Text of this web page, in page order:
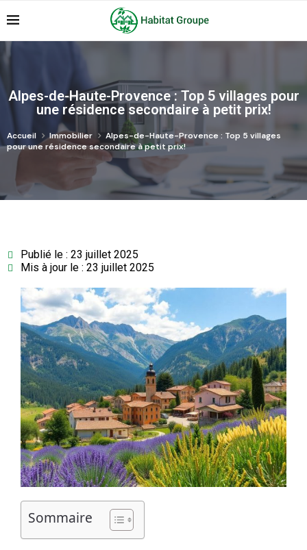
Alpes-de-Haute-Provence : Top 5 villages pour
une résidence secondaire à petit prix!
Accueil Immobilier
Alpes-de-Haute-Provence : Top 5 villages
pour une résidence secondaire à petit prix!
Publié le : 23 juillet 2025
Mis à jour le : 23 juillet 2025
Sommaire